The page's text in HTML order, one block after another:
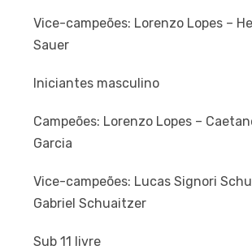
Vice-campeões: Lorenzo Lopes –
Sauer
Iniciantes masculino
Campeões: Lorenzo Lopes –
Garcia
Vice-campeões: Lucas Signori
Gabriel Schuaitzer
Sub 11 livre